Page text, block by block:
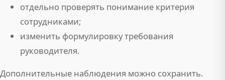
отдельно проверять понимание критерия
сотрудниками;
изменить формулировку требования
руководителя.
Дополнительные наблюдения можно сохранить.